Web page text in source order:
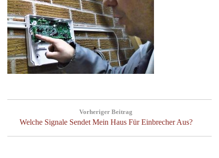
Vorheriger Beitrag
Previous
Welche Signale Sendet Mein Haus Für Einbrecher Aus?